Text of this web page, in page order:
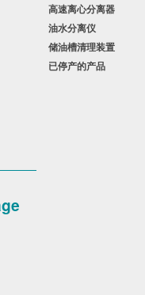
高速离心分离器
油水分离仪
储油槽清理装置
已停产的产品